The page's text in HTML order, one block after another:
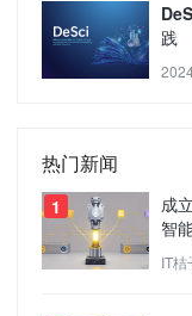
践
热门新闻
1
成
智
IT桔